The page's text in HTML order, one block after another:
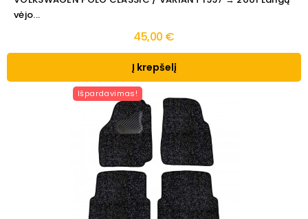
vėjo...
45,00 €
Į krepšelį
Išpardavimas!